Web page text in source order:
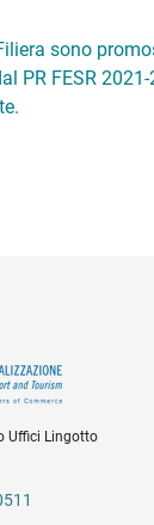
sono
PR FESR
Uffici Lingotto